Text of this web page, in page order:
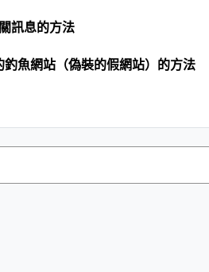
訊息的方法
魚網站（偽裝的假網站）的方法